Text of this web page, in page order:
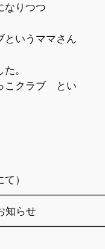
りつつ
いうママさん
。
こクラブ とい
）
知らせ